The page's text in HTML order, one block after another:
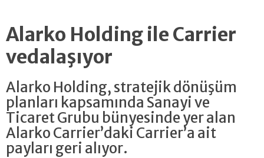
Alarko Holding ile Carrier
vedalaşıyor
Alarko Holding, stratejik dönüşüm
planları kapsamında Sanayi ve
Ticaret Grubu bünyesinde yer alan
Alarko Carrier’daki Carrier’a ait
payları geri alıyor.